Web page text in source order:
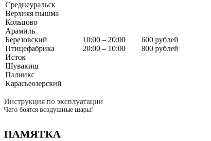
Среднеуральск
Верхняя пышма
Кольцово
Арамиль
Березовский
Птицефабрика
Исток
Шувакиш
Палникс
Карасьеозерский
10:00 – 20:00
20:00 – 10:00
600 рублей
800 рублей
Инструкция по эксплуатации
Чего боятся воздушные шары!
ПАМЯТКА